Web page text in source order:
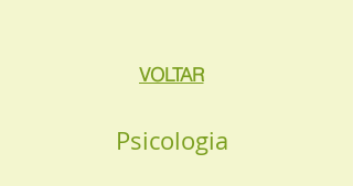
VOLTAR
Psicologia